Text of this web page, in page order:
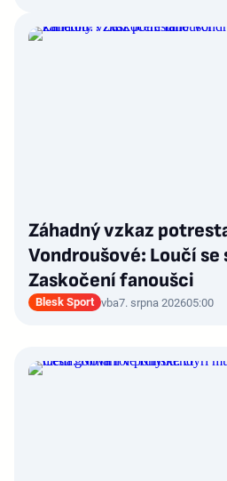
Záhadný vzkaz
Vondroušové: Loučí se
Zaskočení fanoušci
Blesk Sport vba7. srpna 202605:00